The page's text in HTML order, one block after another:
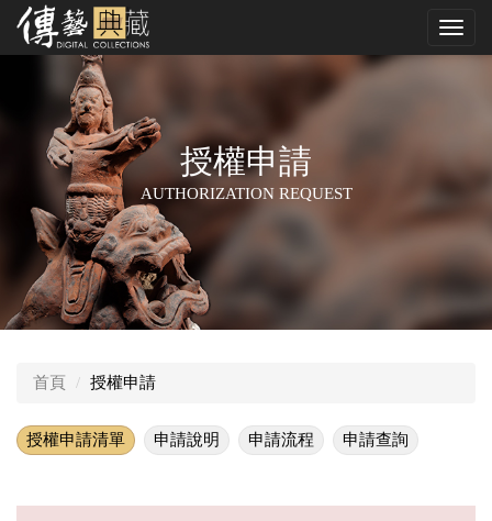
中
授權申請
AUTHORIZATION REQUEST
首頁 授權申請
授權申請清單 申請說明 申請流程 申請查詢